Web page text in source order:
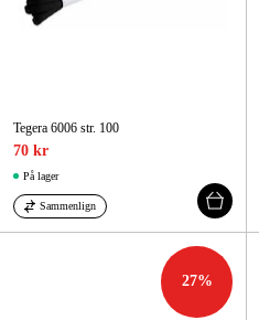
Tegera 6006 str. 100
70 kr
På lager
Sammenlign
27%